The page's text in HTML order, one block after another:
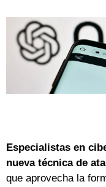
Especialistas en
nueva técnica de
que aprovecha la